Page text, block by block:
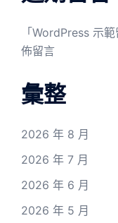
「 WordPress 示範
佈留言
彙整
2026 年 8 月
2026 年 7 月
2026 年 6 月
2026 年 5 月